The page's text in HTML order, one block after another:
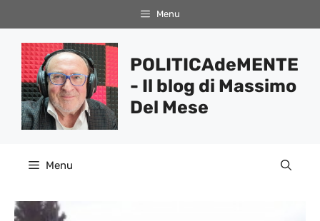
al
contenuto
Menu
POLITICAdeMENTE
- Il blog di Massimo
Del Mese
Menu